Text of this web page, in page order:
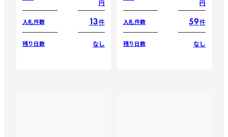
円
入札件数 13件
残り日数 なし
円
入札件数 59件
残り日数 なし